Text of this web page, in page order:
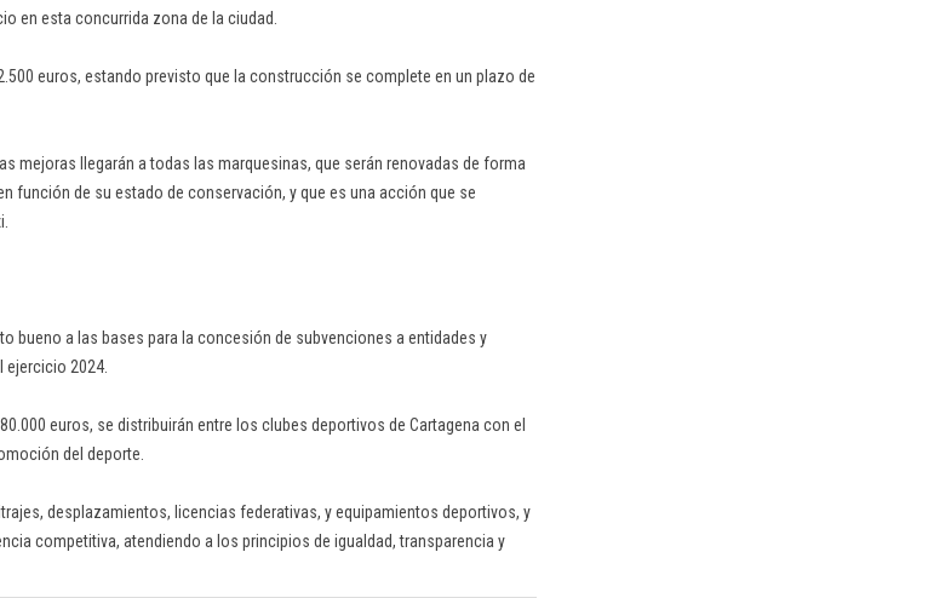
en esta concurrida zona de la ciudad.
euros, estando previsto que la construcción se complete en un plazo de
mejoras llegarán a todas las marquesinas, que serán renovadas de forma
función de su estado de conservación, y que es una acción que se
bueno a las bases para la concesión de subvenciones a entidades y
2024.
euros, se distribuirán entre los clubes deportivos de Cartagena con el
del deporte.
desplazamientos, licencias federativas, y equipamientos deportivos, y
competitiva, atendiendo a los principios de igualdad, transparencia y